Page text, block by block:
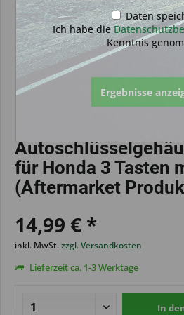
für Honda 3 Tasten
(Aftermarket
14,99 € *
inkl. MwSt.zzgl. Versandkosten
Lieferzeit ca. 1-3 Werktage
In
Daten
Ich habe die
Kenntnis
Ergebnisse